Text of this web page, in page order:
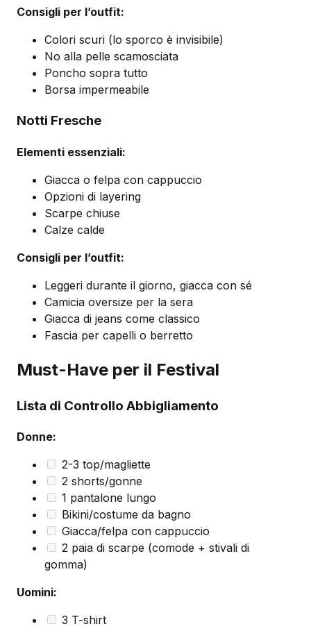
Consigli per l’outfit:
Colori scuri (lo sporco è invisibile)
No alla pelle scamosciata
Poncho sopra tutto
Borsa impermeabile
Notti Fresche
Elementi essenziali:
Giacca o felpa con cappuccio
Opzioni di layering
Scarpe chiuse
Calze calde
Consigli per l’outfit:
Leggeri durante il giorno, giacca con sé
Camicia oversize per la sera
Giacca di jeans come classico
Fascia per capelli o berretto
Must-Have per il Festival
Lista di Controllo Abbigliamento
Donne:
2-3 top/magliette
2 shorts/gonne
1 pantalone lungo
Bikini/costume da bagno
Giacca/felpa con cappuccio
2 paia di scarpe (comode + stivali di
gomma)
Uomini:
3 T-shirt